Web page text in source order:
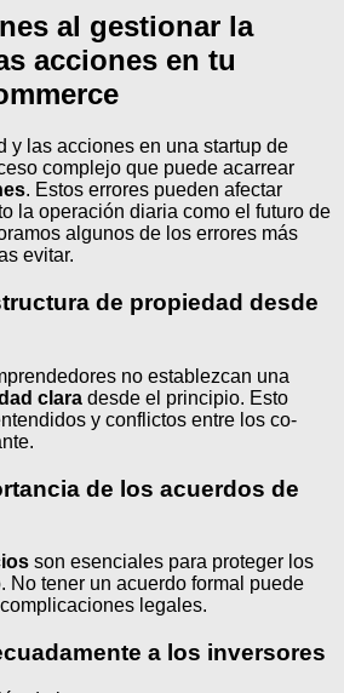
al gestionar la
acciones en tu
y las acciones en una startup de
complejo que puede acarrear
. Estos errores pueden afectar
la operación diaria como el futuro de
algunos de los errores más
evitar.
de propiedad desde
no establezcan una
clara desde el principio. Esto
y conflictos entre los co-
de los acuerdos de
son esenciales para proteger los
No tener un acuerdo formal puede
legales.
a los inversores